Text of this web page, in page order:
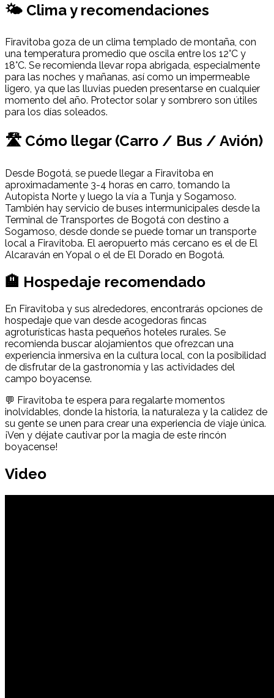
🌤 Clima y recomendaciones
Firavitoba goza de un clima templado de montaña, con
una temperatura promedio que oscila entre los 12°C y
18°C. Se recomienda llevar ropa abrigada, especialmente
para las noches y mañanas, así como un impermeable
ligero, ya que las lluvias pueden presentarse en cualquier
momento del año. Protector solar y sombrero son útiles
para los días soleados.
🛣 Cómo llegar (Carro / Bus / Avión)
Desde Bogotá, se puede llegar a Firavitoba en
aproximadamente 3-4 horas en carro, tomando la
Autopista Norte y luego la vía a Tunja y Sogamoso.
También hay servicio de buses intermunicipales desde la
Terminal de Transportes de Bogotá con destino a
Sogamoso, desde donde se puede tomar un transporte
local a Firavitoba. El aeropuerto más cercano es el de El
Alcaraván en Yopal o el de El Dorado en Bogotá.
🏨 Hospedaje recomendado
En Firavitoba y sus alrededores, encontrarás opciones de
hospedaje que van desde acogedoras fincas
agroturísticas hasta pequeños hoteles rurales. Se
recomienda buscar alojamientos que ofrezcan una
experiencia inmersiva en la cultura local, con la posibilidad
de disfrutar de la gastronomía y las actividades del
campo boyacense.
💬 Firavitoba te espera para regalarte momentos
inolvidables, donde la historia, la naturaleza y la calidez de
su gente se unen para crear una experiencia de viaje única.
¡Ven y déjate cautivar por la magia de este rincón
boyacense!
Video